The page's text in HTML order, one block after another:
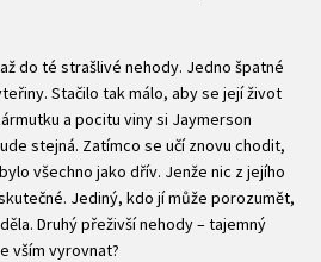
do té strašlivé nehody. Jedno špatné
Stačilo tak málo, aby se její život
a pocitu viny si Jaymerson
stejná. Zatímco se učí znovu chodit,
všechno jako dřív. Jenže nic z jejího
Jediný, kdo jí může porozumět,
Druhý přeživší nehody – tajemný
vším vyrovnat?